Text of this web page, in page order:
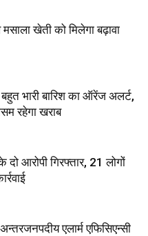
मसाला खेती को मिलेगा बढ़ावा
बहुत भारी बारिश का ऑरेंज अलर्ट,
रहेगा खराब
दो आरोपी गिरफ्तार, 21 लोगों
एलार्म एफिसिएन्सी